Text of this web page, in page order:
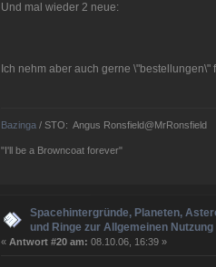
Und mal wieder 2 neue:
Ich nehm aber auch gerne
Bazinga/ STO: Angus Ronsfield@MrRonsfield
"I'll be a Browncoat forever"
Spacehintergründe, Planeten,
und Ringe zur Allgemeinen
« Antwort #20 am: 08.10.06, 16:39 »